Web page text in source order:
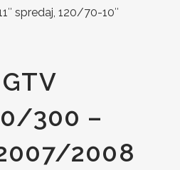
spredaj, 120/70-10″
300 –
2008